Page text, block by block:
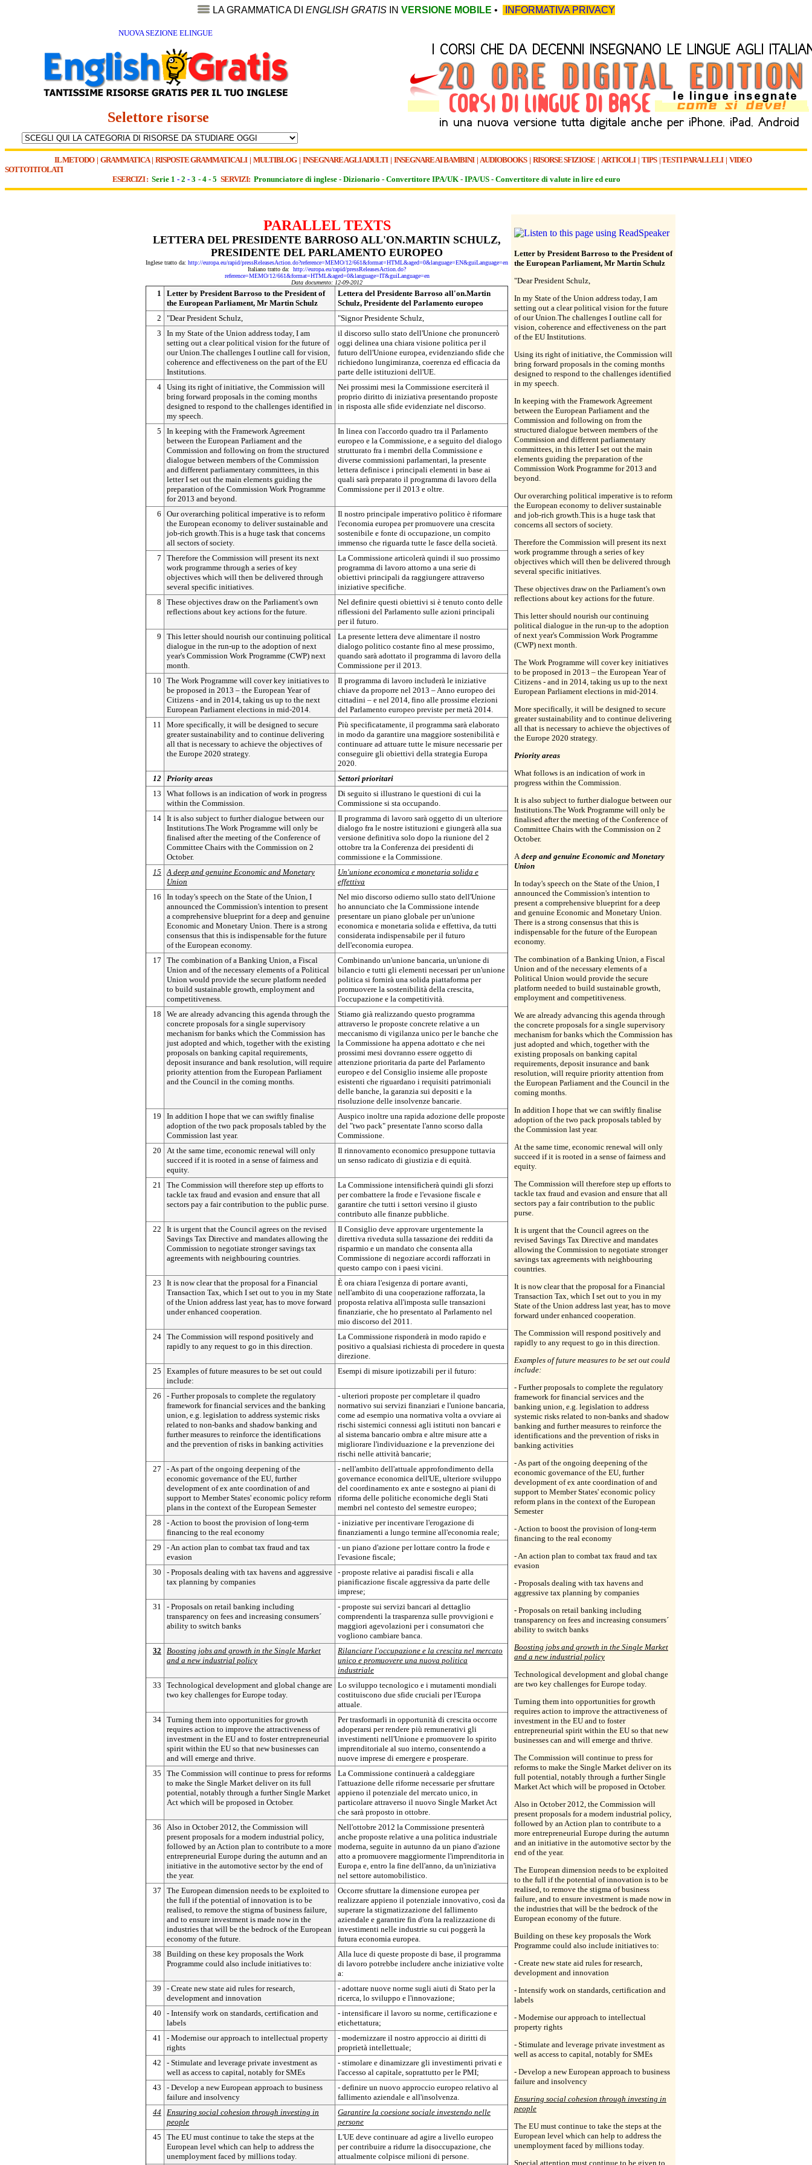
LA GRAMMATICA DI ENGLISH GRATIS IN VERSIONE MOBILE • INFORMATIVA PRIVACY
NUOVA SEZIONE ELINGUE
Selettore risorse
IL METODO| GRAMMATICA| RISPOSTE GRAMMATICALI| MULTIBLOG| INSEGNARE AGLI ADULTI | INSEGNARE AI BAMBINI| AUDIOBOOKS| RISORSE SFIZIOSE | ARTICOLI| TIPS|TESTI PARALLELI| VIDEO
SOTTOTITOLATI
ESERCIZI : Serie 1 - 2 - 3 - 4 - 5 SERVIZI: Pronunciatore di inglese - Dizionario - Convertitore IPA/UK - IPA/US - Convertitore di valute in lire ed euro
PARALLEL TEXTS
LETTERA DEL PRESIDENTE BARROSO ALL'ON.MARTIN SCHULZ,
PRESIDENTE DEL PARLAMENTO EUROPEO
Inglese tratto da: http://europa.eu/rapid/pressReleasesAction.do?reference=MEMO/12/661&format=HTML&aged=0&language=EN&guiLanguage=en
Italiano tratto da: http://europa.eu/rapid/pressReleasesAction.do?
reference=MEMO/12/661&format=HTML&aged=0&language=IT&guiLanguage=en
Data documento: 12-09-2012
1
Letter by President Barroso to the President of
the European Parliament, Mr Martin Schulz
Lettera del Presidente Barroso all'on.Martin
Schulz, Presidente del Parlamento europeo
2
"Dear President Schulz,
"Signor Presidente Schulz,
3
In my State of the Union address today, I am
setting out a clear political vision for the future of
our Union.The challenges I outline call for vision,
coherence and effectiveness on the part of the EU
Institutions.
il discorso sullo stato dell'Unione che pronuncerò
oggi delinea una chiara visione politica per il
futuro dell'Unione europea, evidenziando sfide che
richiedono lungimiranza, coerenza ed efficacia da
parte delle istituzioni dell'UE.
4 Using its right of initiative, the Commission will
bring forward proposals in the coming months
designed to respond to the challenges identified in
my speech.
Nei prossimi mesi la Commissione eserciterà il
proprio diritto di iniziativa presentando proposte
in risposta alle sfide evidenziate nel discorso.
5
In keeping with the Framework Agreement
between the European Parliament and the
Commission and following on from the structured
dialogue between members of the Commission
and different parliamentary committees, in this
letter I set out the main elements guiding the
preparation of the Commission Work Programme
for 2013 and beyond.
In linea con l'accordo quadro tra il Parlamento
europeo e la Commissione, e a seguito del dialogo
strutturato fra i membri della Commissione e
diverse commissioni parlamentari, la presente
lettera definisce i principali elementi in base ai
quali sarà preparato il programma di lavoro della
Commissione per il 2013 e oltre.
6
Our overarching political imperative is to reform
the European economy to deliver sustainable and
job-rich growth.This is a huge task that concerns
all sectors of society.
Il nostro principale imperativo politico è riformare
l'economia europea per promuovere una crescita
sostenibile e fonte di occupazione, un compito
immenso che riguarda tutte le fasce della società.
7
Therefore the Commission will present its next
work programme through a series of key
objectives which will then be delivered through
several specific initiatives.
La Commissione articolerà quindi il suo prossimo
programma di lavoro attorno a una serie di
obiettivi principali da raggiungere attraverso
iniziative specifiche.
8
These objectives draw on the Parliament's own
reflections about key actions for the future.
Nel definire questi obiettivi si è tenuto conto delle
riflessioni del Parlamento sulle azioni principali
per il futuro.
9
This letter should nourish our continuing political
dialogue in the run-up to the adoption of next
year's Commission Work Programme (CWP) next
month.
La presente lettera deve alimentare il nostro
dialogo politico costante fino al mese prossimo,
quando sarà adottato il programma di lavoro della
Commissione per il 2013.
10
The Work Programme will cover key initiatives to
be proposed in 2013 – the European Year of
Citizens - and in 2014, taking us up to the next
European Parliament elections in mid-2014.
Il programma di lavoro includerà le iniziative
chiave da proporre nel 2013 – Anno europeo dei
cittadini – e nel 2014, fino alle prossime elezioni
del Parlamento europeo previste per metà 2014.
11
More specifically, it will be designed to secure
greater sustainability and to continue delivering
all that is necessary to achieve the objectives of
the Europe 2020 strategy.
Più specificatamente, il programma sarà elaborato
in modo da garantire una maggiore sostenibilità e
continuare ad attuare tutte le misure necessarie per
conseguire gli obiettivi della strategia Europa
2020.
12
Priority areas
Settori prioritari
13
What follows is an indication of work in progress
within the Commission.
Di seguito si illustrano le questioni di cui la
Commissione si sta occupando.
14 It is also subject to further dialogue between our
Institutions.The Work Programme will only be
finalised after the meeting of the Conference of
Committee Chairs with the Commission on 2
October.
Il programma di lavoro sarà oggetto di un ulteriore
dialogo fra le nostre istituzioni e giungerà alla sua
versione definitiva solo dopo la riunione del 2
ottobre tra la Conferenza dei presidenti di
commissione e la Commissione.
15
A deep and genuine Economic and Monetary
Union
Un'unione economica e monetaria solida e
effettiva
16
In today's speech on the State of the Union, I
announced the Commission's intention to present
a comprehensive blueprint for a deep and genuine
Economic and Monetary Union. There is a strong
consensus that this is indispensable for the future
of the European economy.
Nel mio discorso odierno sullo stato dell'Unione
ho annunciato che la Commissione intende
presentare un piano globale per un'unione
economica e monetaria solida e effettiva, da tutti
considerata indispensabile per il futuro
dell'economia europea.
17
The combination of a Banking Union, a Fiscal
Union and of the necessary elements of a Political
Union would provide the secure platform needed
to build sustainable growth, employment and
competitiveness.
Combinando un'unione bancaria, un'unione di
bilancio e tutti gli elementi necessari per un'unione
politica si fornirà una solida piattaforma per
promuovere la sostenibilità della crescita,
l'occupazione e la competitività.
18
We are already advancing this agenda through the
concrete proposals for a single supervisory
mechanism for banks which the Commission has
just adopted and which, together with the existing
proposals on banking capital requirements,
deposit insurance and bank resolution, will require
priority attention from the European Parliament
and the Council in the coming months.
Stiamo già realizzando questo programma
attraverso le proposte concrete relative a un
meccanismo di vigilanza unico per le banche che
la Commissione ha appena adottato e che nei
prossimi mesi dovranno essere oggetto di
attenzione prioritaria da parte del Parlamento
europeo e del Consiglio insieme alle proposte
esistenti che riguardano i requisiti patrimoniali
delle banche, la garanzia sui depositi e la
risoluzione delle insolvenze bancarie.
19
In addition I hope that we can swiftly finalise
adoption of the two pack proposals tabled by the
Commission last year.
Auspico inoltre una rapida adozione delle proposte
del "two pack" presentate l'anno scorso dalla
Commissione.
20
At the same time, economic renewal will only
succeed if it is rooted in a sense of fairness and
equity.
Il rinnovamento economico presuppone tuttavia
un senso radicato di giustizia e di equità.
21
The Commission will therefore step up efforts to
tackle tax fraud and evasion and ensure that all
sectors pay a fair contribution to the public purse.
La Commissione intensificherà quindi gli sforzi
per combattere la frode e l'evasione fiscale e
garantire che tutti i settori versino il giusto
contributo alle finanze pubbliche.
22
It is urgent that the Council agrees on the revised
Savings Tax Directive and mandates allowing the
Commission to negotiate stronger savings tax
agreements with neighbouring countries.
Il Consiglio deve approvare urgentemente la
direttiva riveduta sulla tassazione dei redditi da
risparmio e un mandato che consenta alla
Commissione di negoziare accordi rafforzati in
questo campo con i paesi vicini.
23
It is now clear that the proposal for a Financial
Transaction Tax, which I set out to you in my State
of the Union address last year, has to move forward
under enhanced cooperation.
È ora chiara l'esigenza di portare avanti,
nell'ambito di una cooperazione rafforzata, la
proposta relativa all'imposta sulle transazioni
finanziarie, che ho presentato al Parlamento nel
mio discorso del 2011.
24 The Commission will respond positively and
rapidly to any request to go in this direction.
La Commissione risponderà in modo rapido e
positivo a qualsiasi richiesta di procedere in questa
direzione.
25
Examples of future measures to be set out could
include:
Esempi di misure ipotizzabili per il futuro:
26
- Further proposals to complete the regulatory
framework for financial services and the banking
union, e.g. legislation to address systemic risks
related to non-banks and shadow banking and
further measures to reinforce the identifications
and the prevention of risks in banking activities
- ulteriori proposte per completare il quadro
normativo sui servizi finanziari e l'unione bancaria,
come ad esempio una normativa volta a ovviare ai
rischi sistemici connessi agli istituti non bancari e
al sistema bancario ombra e altre misure atte a
migliorare l'individuazione e la prevenzione dei
rischi nelle attività bancarie;
27
- As part of the ongoing deepening of the
economic governance of the EU, further
development of ex ante coordination of and
support to Member States' economic policy reform
plans in the context of the European Semester
- nell'ambito dell'attuale approfondimento della
governance economica dell'UE, ulteriore sviluppo
del coordinamento ex ante e sostegno ai piani di
riforma delle politiche economiche degli Stati
membri nel contesto del semestre europeo;
28
- Action to boost the provision of long-term
financing to the real economy
- iniziative per incentivare l'erogazione di
finanziamenti a lungo termine all'economia reale;
29
- An action plan to combat tax fraud and tax
evasion
- un piano d'azione per lottare contro la frode e
l'evasione fiscale;
30
- Proposals dealing with tax havens and aggressive
tax planning by companies
- proposte relative ai paradisi fiscali e alla
pianificazione fiscale aggressiva da parte delle
imprese;
31
- Proposals on retail banking including
transparency on fees and increasing consumers´
ability to switch banks
- proposte sui servizi bancari al dettaglio
comprendenti la trasparenza sulle provvigioni e
maggiori agevolazioni per i consumatori che
vogliono cambiare banca.
32
Boosting jobs and growth in the Single Market
and a new industrial policy
Rilanciare l'occupazione e la crescita nel mercato
unico e promuovere una nuova politica
industriale
33
Technological development and global change are
two key challenges for Europe today.
Lo sviluppo tecnologico e i mutamenti mondiali
costituiscono due sfide cruciali per l'Europa
attuale.
34 Turning them into opportunities for growth
requires action to improve the attractiveness of
investment in the EU and to foster entrepreneurial
spirit within the EU so that new businesses can
and will emerge and thrive.
Per trasformarli in opportunità di crescita occorre
adoperarsi per rendere più remunerativi gli
investimenti nell'Unione e promuovere lo spirito
imprenditoriale al suo interno, consentendo a
nuove imprese di emergere e prosperare.
35
The Commission will continue to press for reforms
to make the Single Market deliver on its full
potential, notably through a further Single Market
Act which will be proposed in October.
La Commissione continuerà a caldeggiare
l'attuazione delle riforme necessarie per sfruttare
appieno il potenziale del mercato unico, in
particolare attraverso il nuovo Single Market Act
che sarà proposto in ottobre.
36
Also in October 2012, the Commission will
present proposals for a modern industrial policy,
followed by an Action plan to contribute to a more
entrepreneurial Europe during the autumn and an
initiative in the automotive sector by the end of
the year.
Nell'ottobre 2012 la Commissione presenterà
anche proposte relative a una politica industriale
moderna, seguite in autunno da un piano d'azione
atto a promuovere maggiormente l'imprenditoria in
Europa e, entro la fine dell'anno, da un'iniziativa
nel settore automobilistico.
37
The European dimension needs to be exploited to
the full if the potential of innovation is to be
realised, to remove the stigma of business failure,
and to ensure investment is made now in the
industries that will be the bedrock of the European
economy of the future.
Occorre sfruttare la dimensione europea per
realizzare appieno il potenziale innovativo, così da
superare la stigmatizzazione del fallimento
aziendale e garantire fin d'ora la realizzazione di
investimenti nelle industrie su cui poggerà la
futura economia europea.
38
Building on these key proposals the Work
Programme could also include initiatives to:
Alla luce di queste proposte di base, il programma
di lavoro potrebbe includere anche iniziative volte
a:
39
- Create new state aid rules for research,
development and innovation
- adottare nuove norme sugli aiuti di Stato per la
ricerca, lo sviluppo e l'innovazione;
40
- Intensify work on standards, certification and
labels
- intensificare il lavoro su norme, certificazione e
etichettatura;
41
- Modernise our approach to intellectual property
rights
- modernizzare il nostro approccio ai diritti di
proprietà intellettuale;
42
- Stimulate and leverage private investment as
well as access to capital, notably for SMEs
- stimolare e dinamizzare gli investimenti privati e
l'accesso al capitale, soprattutto per le PMI;
43
- Develop a new European approach to business
failure and insolvency
- definire un nuovo approccio europeo relativo al
fallimento aziendale e all'insolvenza.
44
Ensuring social cohesion through investing in
people
Garantire la coesione sociale investendo nelle
persone
45
The EU must continue to take the steps at the
European level which can help to address the
unemployment faced by millions today.
L'UE deve continuare ad agire a livello europeo
per contribuire a ridurre la disoccupazione, che
attualmente colpisce milioni di persone.
Letter by President Barroso to the President of
the European Parliament, Mr Martin Schulz
"Dear President Schulz,
In my State of the Union address today, I am
setting out a clear political vision for the future
of our Union.The challenges I outline call for
vision, coherence and effectiveness on the part
of the EU Institutions.
Using its right of initiative, the Commission will
bring forward proposals in the coming months
designed to respond to the challenges identified
in my speech.
In keeping with the Framework Agreement
between the European Parliament and the
Commission and following on from the
structured dialogue between members of the
Commission and different parliamentary
committees, in this letter I set out the main
elements guiding the preparation of the
Commission Work Programme for 2013 and
beyond.
Our overarching political imperative is to reform
the European economy to deliver sustainable
and job-rich growth.This is a huge task that
concerns all sectors of society.
Therefore the Commission will present its next
work programme through a series of key
objectives which will then be delivered through
several specific initiatives.
These objectives draw on the Parliament's own
reflections about key actions for the future.
This letter should nourish our continuing
political dialogue in the run-up to the adoption
of next year's Commission Work Programme
(CWP) next month.
The Work Programme will cover key initiatives
to be proposed in 2013 – the European Year of
Citizens - and in 2014, taking us up to the next
European Parliament elections in mid-2014.
More specifically, it will be designed to secure
greater sustainability and to continue delivering
all that is necessary to achieve the objectives of
the Europe 2020 strategy.
Priority areas
What follows is an indication of work in
progress within the Commission.
It is also subject to further dialogue between our
Institutions.The Work Programme will only be
finalised after the meeting of the Conference of
Committee Chairs with the Commission on 2
October.
A deep and genuine Economic and Monetary
Union
In today's speech on the State of the Union, I
announced the Commission's intention to
present a comprehensive blueprint for a deep
and genuine Economic and Monetary Union.
There is a strong consensus that this is
indispensable for the future of the European
economy.
The combination of a Banking Union, a Fiscal
Union and of the necessary elements of a
Political Union would provide the secure
platform needed to build sustainable growth,
employment and competitiveness.
We are already advancing this agenda through
the concrete proposals for a single supervisory
mechanism for banks which the Commission has
just adopted and which, together with the
existing proposals on banking capital
requirements, deposit insurance and bank
resolution, will require priority attention from
the European Parliament and the Council in the
coming months.
In addition I hope that we can swiftly finalise
adoption of the two pack proposals tabled by
the Commission last year.
At the same time, economic renewal will only
succeed if it is rooted in a sense of fairness and
equity.
The Commission will therefore step up efforts to
tackle tax fraud and evasion and ensure that all
sectors pay a fair contribution to the public
purse.
It is urgent that the Council agrees on the
revised Savings Tax Directive and mandates
allowing the Commission to negotiate stronger
savings tax agreements with neighbouring
countries.
It is now clear that the proposal for a Financial
Transaction Tax, which I set out to you in my
State of the Union address last year, has to move
forward under enhanced cooperation.
The Commission will respond positively and
rapidly to any request to go in this direction.
Examples of future measures to be set out could
include:
- Further proposals to complete the regulatory
framework for financial services and the
banking union, e.g. legislation to address
systemic risks related to non-banks and shadow
banking and further measures to reinforce the
identifications and the prevention of risks in
banking activities
- As part of the ongoing deepening of the
economic governance of the EU, further
development of ex ante coordination of and
support to Member States' economic policy
reform plans in the context of the European
Semester
- Action to boost the provision of long-term
financing to the real economy
- An action plan to combat tax fraud and tax
evasion
- Proposals dealing with tax havens and
aggressive tax planning by companies
- Proposals on retail banking including
transparency on fees and increasing consumers´
ability to switch banks
Boosting jobs and growth in the Single Market
and a new industrial policy
Technological development and global change
are two key challenges for Europe today.
Turning them into opportunities for growth
requires action to improve the attractiveness of
investment in the EU and to foster
entrepreneurial spirit within the EU so that new
businesses can and will emerge and thrive.
The Commission will continue to press for
reforms to make the Single Market deliver on its
full potential, notably through a further Single
Market Act which will be proposed in October.
Also in October 2012, the Commission will
present proposals for a modern industrial policy,
followed by an Action plan to contribute to a
more entrepreneurial Europe during the autumn
and an initiative in the automotive sector by the
end of the year.
The European dimension needs to be exploited
to the full if the potential of innovation is to be
realised, to remove the stigma of business
failure, and to ensure investment is made now in
the industries that will be the bedrock of the
European economy of the future.
Building on these key proposals the Work
Programme could also include initiatives to:
- Create new state aid rules for research,
development and innovation
- Intensify work on standards, certification and
labels
- Modernise our approach to intellectual
property rights
- Stimulate and leverage private investment as
well as access to capital, notably for SMEs
- Develop a new European approach to business
failure and insolvency
Ensuring social cohesion through investing in
people
The EU must continue to take the steps at the
European level which can help to address the
unemployment faced by millions today.
Special attention must continue to be given to